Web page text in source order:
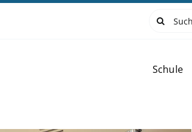
Suche
nach:
Schule